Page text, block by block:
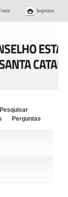
Imprimir
Pesquisar
Perguntas